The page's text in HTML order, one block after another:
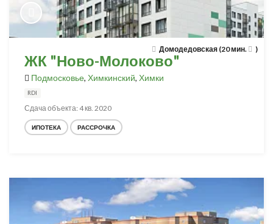
Домодедовская (20 мин. )
ЖК "Ново-Молоково"
Подмосковье, Химкинский, Химки
RDI
Сдача объекта: 4 кв. 2020
ИПОТЕКА РАССРОЧКА